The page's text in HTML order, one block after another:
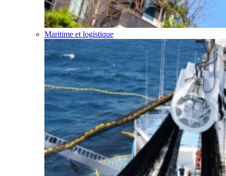
Maritime et logistique